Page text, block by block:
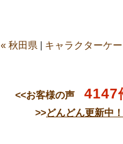
« 秋田県 キャラクターケ
<<お客様の声 4147
>>どんどん更新中